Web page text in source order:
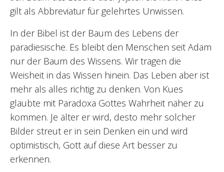
gilt als Abbreviatur für gelehrtes Unwissen.
In der Bibel ist der Baum des Lebens der
paradiesische. Es bleibt den Menschen seit Adam
nur der Baum des Wissens. Wir tragen die
Weisheit in das Wissen hinein. Das Leben aber ist
mehr als alles richtig zu denken. Von Kues
glaubte mit Paradoxa Gottes Wahrheit näher zu
kommen. Je älter er wird, desto mehr solcher
Bilder streut er in sein Denken ein und wird
optimistisch, Gott auf diese Art besser zu
erkennen.